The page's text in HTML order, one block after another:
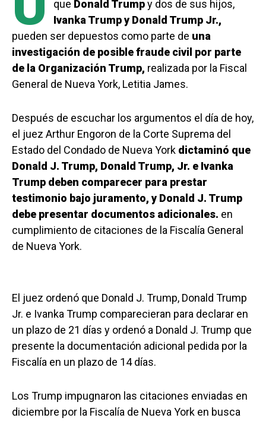
que Donald Trumpy dos de sus hijos,
Ivanka Trump y Donald Trump Jr.,
pueden ser depuestos como parte de una
investigación de posible fraude civil por parte
de la Organización Trump, realizada por la Fiscal
General de Nueva York, Letitia James.
Después de escuchar los argumentos el día de hoy,
el juez Arthur Engoron de la Corte Suprema del
Estado del Condado de Nueva York dictaminó que
Donald J. Trump, Donald Trump, Jr. e Ivanka
Trump deben comparecer para prestar
testimonio bajo juramento, y Donald J. Trump
debe presentar documentos adicionales. en
cumplimiento de citaciones de la Fiscalía General
de Nueva York.
El juez ordenó que Donald J. Trump, Donald Trump
Jr. e Ivanka Trump comparecieran para declarar en
un plazo de 21 días y ordenó a Donald J. Trump que
presente la documentación adicional pedida por la
Fiscalía en un plazo de 14 días.
Los Trump impugnaron las citaciones enviadas en
diciembre por la Fiscalía de Nueva York en busca